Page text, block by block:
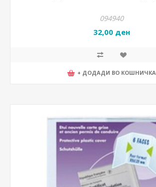
094940
32,00 ден
+ ДОДАДИ ВО КОШНИЧКА